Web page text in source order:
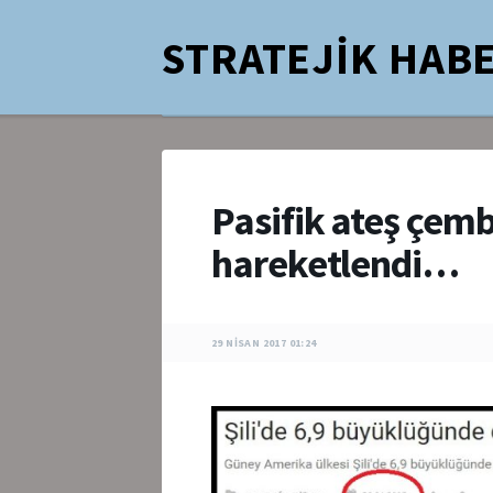
STRATEJİK
Pasifik ateş
hareketlendi…
29 NISAN 2017 01:24